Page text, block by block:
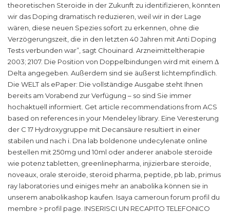
theoretischen Steroide in der Zukunft zu identifizieren, könnten
wir das Doping dramatisch reduzieren, weil wir in der Lage
wären, diese neuen Spezies sofort zu erkennen, ohne die
Verzögerungszeit, die in den letzten 40 Jahren mit Anti Doping
Tests verbunden war”, sagt Chouinard. Arzneimitteltherapie
2003; 2107. Die Position von Doppelbindungen wird mit einem Δ
Delta angegeben. Außerdem sind sie äußerst lichtempfindlich.
Die WELT als ePaper: Die vollständige Ausgabe steht Ihnen
bereits am Vorabend zur Verfügung – so sind Sie immer
hochaktuell informiert. Get article recommendations from ACS
based on references in your Mendeley library. Eine Veresterung
der C 17 Hydroxygruppe mit Decansäure resultiert in einer
stabilen und nach i. Dna lab boldenone undecylenate online
bestellen mit 250mg und 10ml oder anderer anabole steroide
wie potenz tabletten, greenlinepharma, injizierbare steroide,
noveaux, orale steroide, steroid pharma, peptide, pb lab, primus
ray laboratories und einiges mehr an anabolika können sie in
unserem anabolikashop kaufen. Isaya cameroun forum profil du
membre > profil page. INSERISCI UN RECAPITO TELEFONICO